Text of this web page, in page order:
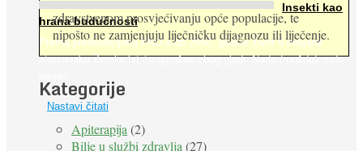
Insekti kao
hrana budućnosti
Prema predviđanjima FAO-a do 2050. godine život 9 milijardi
stanovnika Zemlje bit će ugrožen zbog gladi. Nadu (možda) nude
Nastavi čitati
zdravstvenom prosvjećivanju opće populacije, te
nipošto ne zamjenjuju liječničku dijagnozu ili liječenje.
Kategorije
Apiterapija (2)
Bilje u službi zdravlja (27)